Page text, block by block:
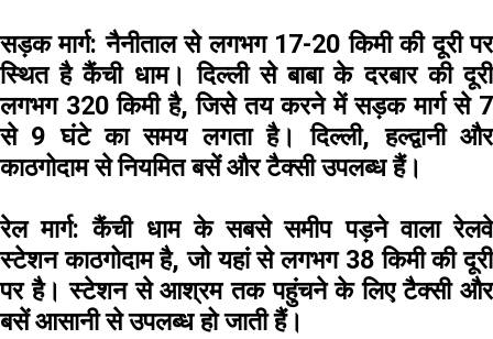
सड़क मार्ग:नैनीताल से लगभग 17-20 किमी की दूरी पर
स्थित है कैंची धाम। दिल्ली से बाबा के दरबार की दूरी
लगभग 320 किमी है, जिसे तय करने में सड़क मार्ग से 7
से 9 घंटे का समय लगता है। दिल्ली, हल्द्वानी और
काठगोदाम से नियमित बसें और टैक्सी उपलब्ध हैं।
रेल मार्ग:कैंची धाम के सबसे समीप पड़ने वाला रेलवे
स्टेशन काठगोदाम है, जो यहां से लगभग 38 किमी की दूरी
पर है। स्टेशन से आश्रम तक पहुंचने के लिए टैक्सी और
बसें आसानी से उपलब्ध हो जाती हैं।